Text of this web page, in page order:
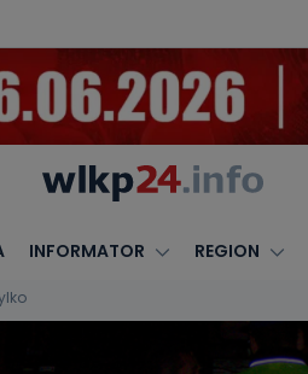
INFORMATOR REGION